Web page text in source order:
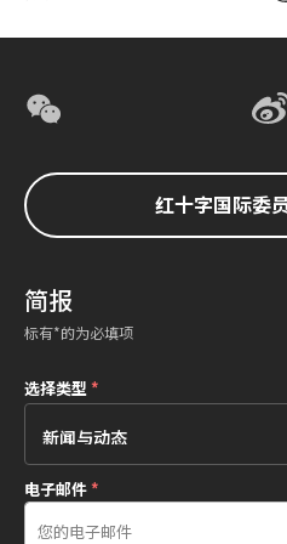
红十字国际委
简报
标有*的为必填项
选择类型*
电子邮件*